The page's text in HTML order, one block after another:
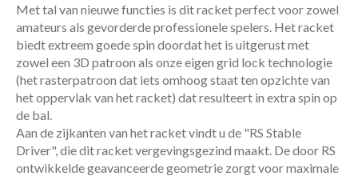
Met tal van nieuwe functies is dit racket perfect voor zowel
amateurs als gevorderde professionele spelers. Het racket
biedt extreem goede spin doordat het is uitgerust met
zowel een 3D patroon als onze eigen grid lock technologie
(het rasterpatroon dat iets omhoog staat ten opzichte van
het oppervlak van het racket) dat resulteert in extra spin op
de bal.
Aan de zijkanten van het racket vindt u de "RS Stable
Driver", die dit racket vergevingsgezind maakt. De door RS
ontwikkelde geavanceerde geometrie zorgt voor maximale